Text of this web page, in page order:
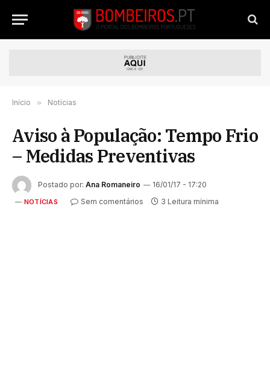
Início » Notícias
Aviso à População: Tempo Frio
– Medidas Preventivas
Postado por: Ana Romaneiro 16/01/17 - 17:20
NOTÍCIAS Sem comentários 3 Leitura mínima